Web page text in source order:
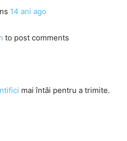
14 ani ago
to post comments
mai întâi pentru a trimite.